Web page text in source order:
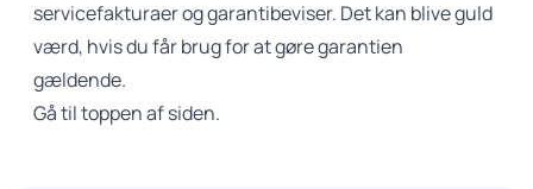
servicefakturaer og garantibeviser. Det kan blive guld
værd, hvis du får brug for at gøre garantien
gældende.
Gå til toppen af siden.